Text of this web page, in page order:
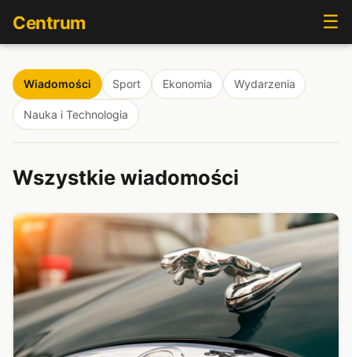
Centrum ☰
Wiadomości Sport Ekonomia Wydarzenia
Nauka i Technologia
Wszystkie wiadomości